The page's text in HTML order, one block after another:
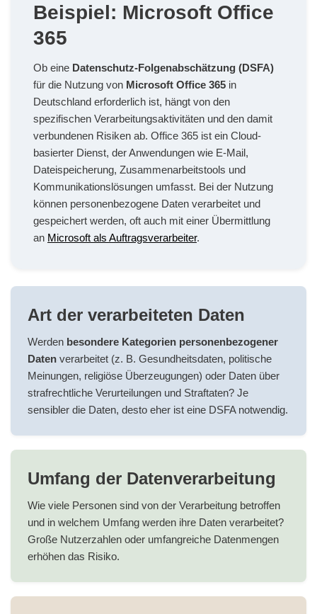
Beispiel: Microsoft Office
365
Ob eine Datenschutz-Folgenabschätzung (DSFA)
für die Nutzung von Microsoft Office 365 in
Deutschland erforderlich ist, hängt von den
spezifischen Verarbeitungsaktivitäten und den damit
verbundenen Risiken ab. Office 365 ist ein Cloud-
basierter Dienst, der Anwendungen wie E-Mail,
Dateispeicherung, Zusammenarbeitstools und
Kommunikationslösungen umfasst. Bei der Nutzung
können personenbezogene Daten verarbeitet und
gespeichert werden, oft auch mit einer Übermittlung
an Microsoft als Auftragsverarbeiter.
Art der verarbeiteten Daten
Werden besondere Kategorien personenbezogener
Daten verarbeitet (z. B. Gesundheitsdaten, politische
Meinungen, religiöse Überzeugungen) oder Daten über
strafrechtliche Verurteilungen und Straftaten? Je
sensibler die Daten, desto eher ist eine DSFA notwendig.
Umfang der Datenverarbeitung
Wie viele Personen sind von der Verarbeitung betroffen
und in welchem Umfang werden ihre Daten verarbeitet?
Große Nutzerzahlen oder umfangreiche Datenmengen
erhöhen das Risiko.